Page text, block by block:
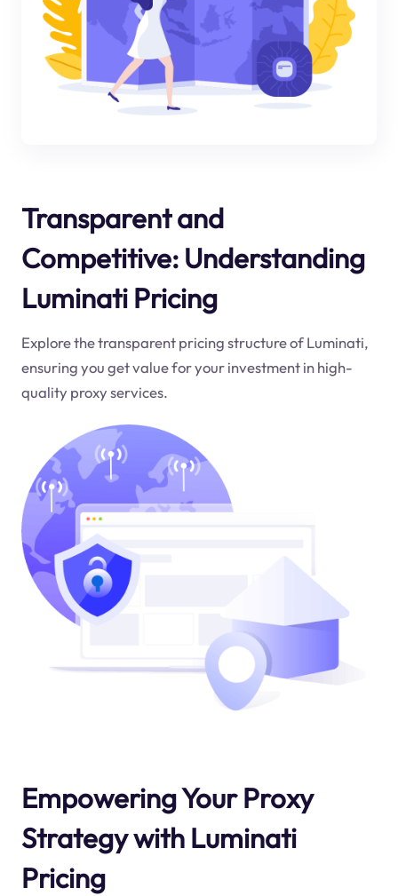
Transparent and
Competitive: Understanding
Luminati Pricing
Explore the transparent pricing structure of Luminati,
ensuring you get value for your investment in high-
quality proxy services.
Empowering Your Proxy
Strategy with Luminati
Pricing